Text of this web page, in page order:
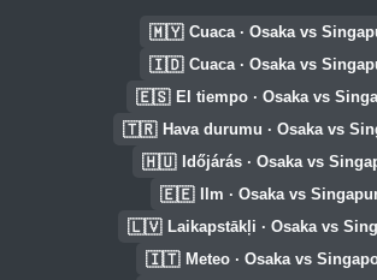
🇲🇾 Cuaca · Osaka vs
🇮🇩 Cuaca · Osaka vs
🇪🇸 El tiempo · Osaka vs
🇹🇷 Hava durumu · Osaka vs
🇭🇺 Időjárás · Osaka vs
🇪🇪 Ilm · Osaka vs
🇱🇻 Laikapstākļi · Osaka vs
🇮🇹 Meteo · Osaka vs